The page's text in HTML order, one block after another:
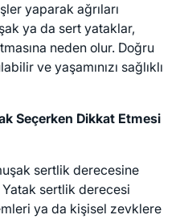
yaparak ağrıları
ya da sert yataklar,
neden olur. Doğru
ve yaşamınızı sağlıklı
Seçerken Dikkat Etmesi
sertlik derecesine
sertlik derecesi
ya da kişisel zevklere